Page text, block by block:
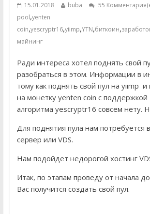
15.01.2018 buba
55
pool,yenten
coin,yescryptr16,yiimp,YTN,биткоин,
майнинг
Ради интереса хотел поднять свой
разобраться в этом. Информации в
тому как поднять свой пул на yiimp и
на монетку yenten coin с поддержкой
алгоритма yescryptr16 совсем нету.
Для поднятия пула нам потребуется
сервер или VDS.
Нам подойдет недорогой хостинг
Итак, по этапам проведу от начала
Вас получится создать свой пул.